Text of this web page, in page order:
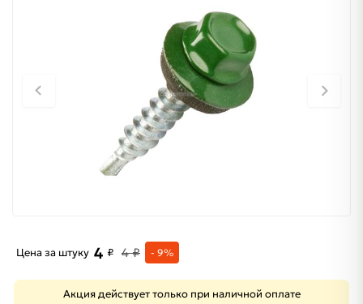
Цена за штуку 4 ₽ 4 ₽ - 9%
Акция действует только при наличной оплате